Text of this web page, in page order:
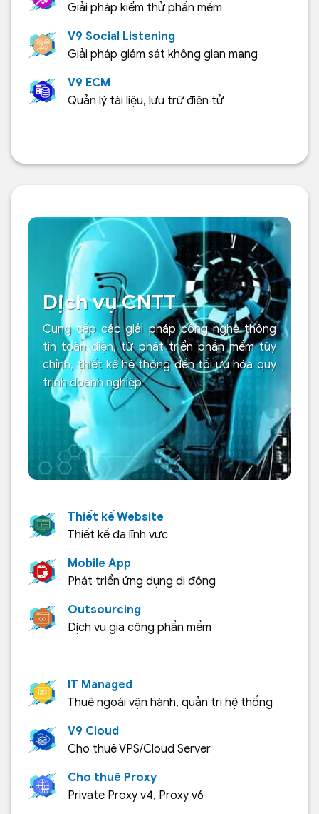
Giải pháp kiểm thử phần mềm
V9 Social Listening
Giải pháp giám sát không gian mạng
V9 ECM
Quản lý tài liệu, lưu trữ điện tử
Dịch vụ CNTT
Cung cấp các giải pháp công nghệ thông
tin toàn diện, từ phát triển phần mềm tùy
chỉnh, thiết kế hệ thống đến tối ưu hóa quy
trình doanh nghiệp
Thiết kế Website
Thiết kế đa lĩnh vực
Mobile App
Phát triển ứng dụng di động
Outsourcing
Dịch vụ gia công phần mềm
IT Managed
Thuê ngoài vận hành, quản trị hệ thống
V9 Cloud
Cho thuê VPS/Cloud Server
Cho thuê Proxy
Private Proxy v4, Proxy v6